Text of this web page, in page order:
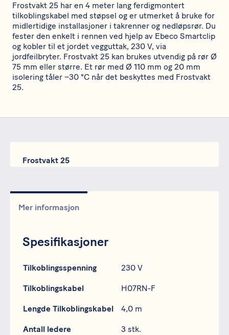
Frostvakt 25 har en 4 meter lang ferdigmontert
tilkoblingskabel med støpsel og er utmerket å bruke for
midlertidige installasjoner i takrenner og nedløpsrør. Du
fester den enkelt i rennen ved hjelp av Ebeco Smartclip
og kobler til et jordet vegguttak, 230 V, via
jordfeilbryter. Frostvakt 25 kan brukes utvendig på rør Ø
75 mm eller større. Et rør med Ø 110 mm og 20 mm
isolering tåler –30 °C når det beskyttes med Frostvakt
25.
Frostvakt 25
Mer informasjon
Spesifikasjoner
Spesifikasjon Data
Tilkoblingsspenning 230 V
Tilkoblingskabel H07RN-F
Lengde Tilkoblingskabel 4,0 m
Antall ledere 3 stk.